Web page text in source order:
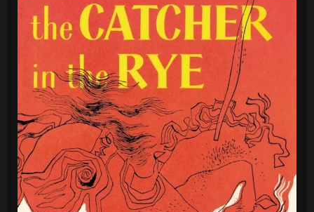
ناطور
دشت
نوشته‌ی
جی.
دی.
سلینجر